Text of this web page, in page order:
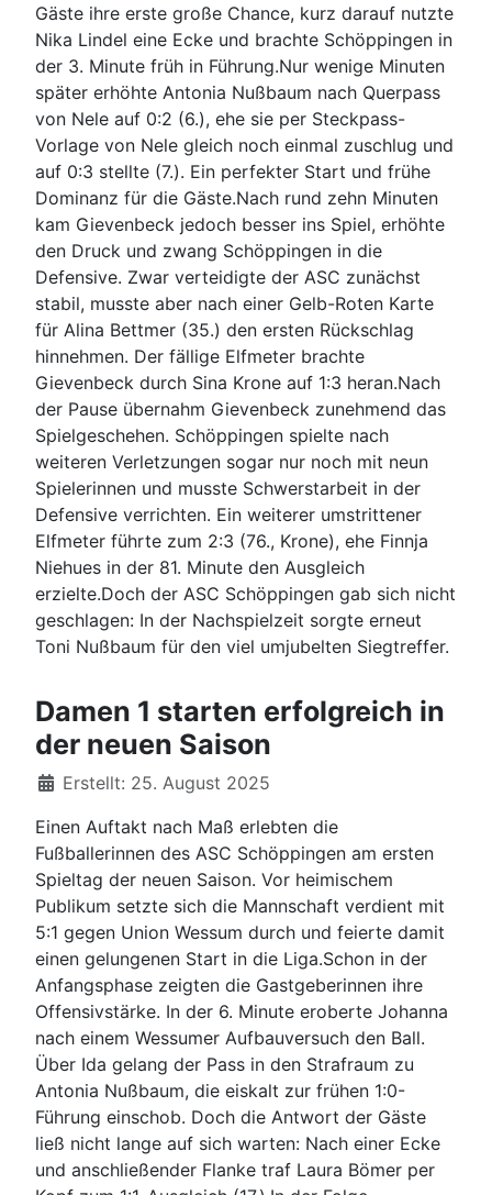
Gäste ihre erste große Chance, kurz darauf nutzte
Nika Lindel eine Ecke und brachte Schöppingen in
der 3. Minute früh in Führung.Nur wenige Minuten
später erhöhte Antonia Nußbaum nach Querpass
von Nele auf 0:2 (6.), ehe sie per Steckpass-
Vorlage von Nele gleich noch einmal zuschlug und
auf 0:3 stellte (7.). Ein perfekter Start und frühe
Dominanz für die Gäste.Nach rund zehn Minuten
kam Gievenbeck jedoch besser ins Spiel, erhöhte
den Druck und zwang Schöppingen in die
Defensive. Zwar verteidigte der ASC zunächst
stabil, musste aber nach einer Gelb-Roten Karte
für Alina Bettmer (35.) den ersten Rückschlag
hinnehmen. Der fällige Elfmeter brachte
Gievenbeck durch Sina Krone auf 1:3 heran.Nach
der Pause übernahm Gievenbeck zunehmend das
Spielgeschehen. Schöppingen spielte nach
weiteren Verletzungen sogar nur noch mit neun
Spielerinnen und musste Schwerstarbeit in der
Defensive verrichten. Ein weiterer umstrittener
Elfmeter führte zum 2:3 (76., Krone), ehe Finnja
Niehues in der 81. Minute den Ausgleich
erzielte.Doch der ASC Schöppingen gab sich nicht
geschlagen: In der Nachspielzeit sorgte erneut
Toni Nußbaum für den viel umjubelten Siegtreffer.
Damen 1 starten erfolgreich in
der neuen Saison
DetailsErstellt: 25. August 2025
Einen Auftakt nach Maß erlebten die
Fußballerinnen des ASC Schöppingen am ersten
Spieltag der neuen Saison. Vor heimischem
Publikum setzte sich die Mannschaft verdient mit
5:1 gegen Union Wessum durch und feierte damit
einen gelungenen Start in die Liga.Schon in der
Anfangsphase zeigten die Gastgeberinnen ihre
Offensivstärke. In der 6. Minute eroberte Johanna
nach einem Wessumer Aufbauversuch den Ball.
Über Ida gelang der Pass in den Strafraum zu
Antonia Nußbaum, die eiskalt zur frühen 1:0-
Führung einschob. Doch die Antwort der Gäste
ließ nicht lange auf sich warten: Nach einer Ecke
und anschließender Flanke traf Laura Bömer per